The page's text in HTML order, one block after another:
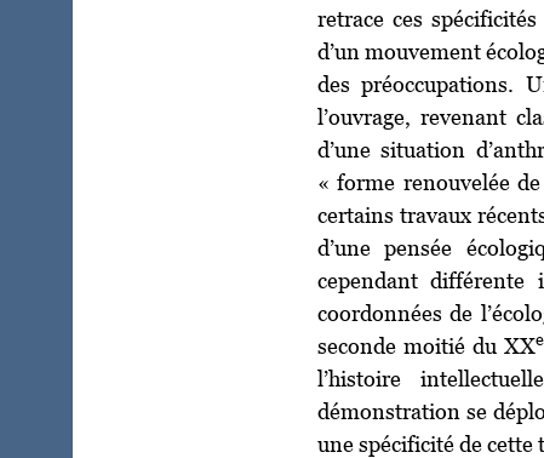
retrace ces
d’un mouvement
des préoccupations.
l’ouvrage, revenant
d’une situation
« forme renouvelée
certains travaux
d’une pensée
cependant
coordonnées de
seconde moitié du XXe
l’histoire
démonstration se
une spécificité de